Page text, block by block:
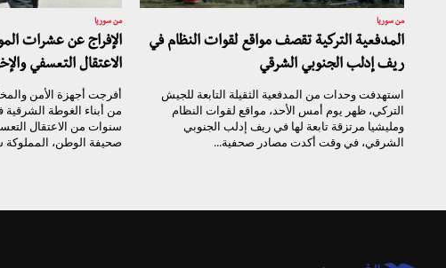
من سوريا
المدفعية التركية تقصف مواقع لقوات النظام في
ريف إدلب الجنوبي الشرقي
استهدفت وحدات من المدفعية الثقيلة التابعة للجيش
التركي، ظهر يوم أمس الأحد، مواقع لقوات النظام
ومليشيا مرتزقة تابعة لها في ريف إدلب الجنوبي
الشرقي، في وقت أكدت مصادر صحفية...
من سوريا
الإفراج عن عشرات
الاعتقال التعسفي
أفرجت أجهزة الأمن
من أبناء الغوطة
سنوات من الاعتقال
صحيفة الوطن،